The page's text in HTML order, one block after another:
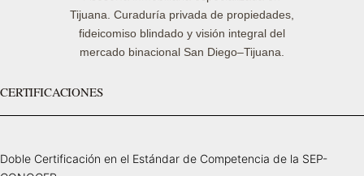
Tijuana. Curaduría privada de propiedades,
fideicomiso blindado y visión integral del
mercado binacional San Diego–Tijuana.
CERTIFICACIONES
Doble Certificación en el Estándar de Competencia de la SEP-